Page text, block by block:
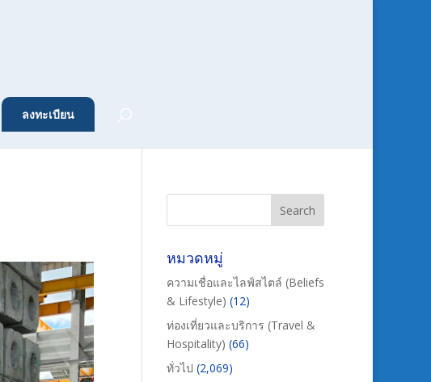
ลงทะเบียน
หมวดหมู่
ความเชื่อและไลฟ์สไตล์ (Beliefs
& Lifestyle) (12)
ท่องเที่ยวและบริการ (Travel &
Hospitality) (66)
ทั่วไป (2,069)